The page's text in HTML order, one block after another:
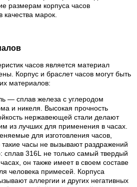
размерам корпуса часов
марок.
часов является материал
Корпус и браслет часов могут быть
материалов:
— сплав железа с углеродом
и никеля. Высокая прочность
нержавеющей стали делают
из лучших для применения в часах.
для изготовления часов,
часы не вызывают раздражений
сплав 316L не только самый твердый
он также имеет в своем составе
человека примесей. Корпуса
аллергии и других негативных